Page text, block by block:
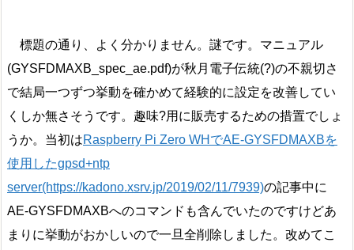
標題の通り、よく分かりません。謎です。マニュアル
(GYSFDMAXB_spec_ae.pdf)が秋月電子伝統(?)の不親切さ
で結局一つずつ挙動を確かめて経験的に設定を改善してい
くしか無さそうです。趣味?用に販売するための措置でしょ
うか。当初はRaspberry Pi Zero WHでAE-GYSFDMAXBを
使用したgpsd+ntp
server(https://kadono.xsrv.jp/2019/02/11/7939)の記事中に
AE-GYSFDMAXBへのコマンドも含んでいたのですけどあ
まりに挙動がおかしいので一旦全削除しました。改めてこ